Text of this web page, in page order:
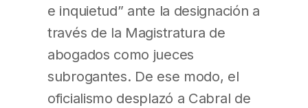
e inquietud” ante la designación a
través de la Magistratura de
abogados como jueces
subrogantes. De ese modo, el
oficialismo desplazó a Cabral de